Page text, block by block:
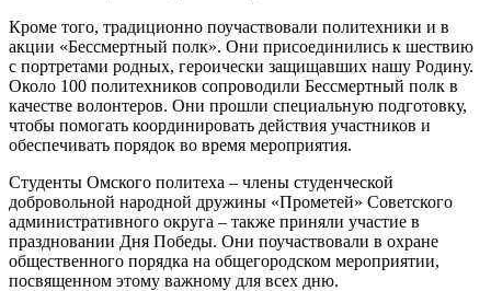
Кроме того, традиционно поучаствовали политехники и в
акции «Бессмертный полк». Они присоединились к шествию
с портретами родных, героически защищавших нашу Родину.
Около 100 политехников сопроводили Бессмертный полк в
качестве волонтеров. Они прошли специальную подготовку,
чтобы помогать координировать действия участников и
обеспечивать порядок во время мероприятия.
Студенты Омского политеха – члены студенческой
добровольной народной дружины «Прометей» Советского
административного округа – также приняли участие в
праздновании Дня Победы. Они поучаствовали в охране
общественного порядка на общегородском мероприятии,
посвященном этому важному для всех дню.